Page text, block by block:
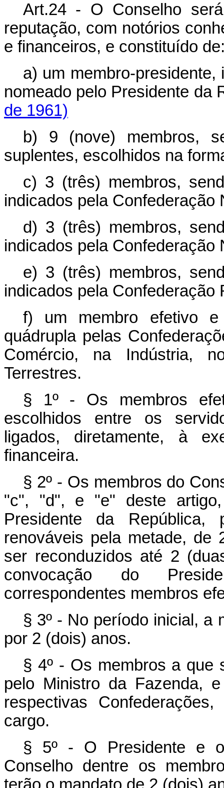
Art.24 - O Conselho
reputação, com notórios
e financeiros, e constituído
a) um membro-
nomeado pelo
de 1961)
b) 9 (nove) membros,
suplentes, escolhidos na
c) 3 (três) membros,
indicados pela Confederação
d) 3 (três) membros,
indicados pela Confederação
e) 3 (três) membros,
indicados pela Confederação
f) um membro efetivo
quádrupla pelas
Comércio, na Indústria,
Terrestres.
§ 1º - Os membros
escolhidos entre os
ligados, diretamente, à
financeira.
§ 2º - Os membros do
"c", "d", e "e" deste
Presidente da
renováveis pela metade, de
ser reconduzidos até 2
convocação do
correspondentes membros
§ 3º - No período inicial, a
por 2 (dois) anos.
§ 4º - Os membros a que
pelo Ministro da Fazenda,
respectivas
cargo.
§ 5º - O Presidente e o
Conselho dentre os